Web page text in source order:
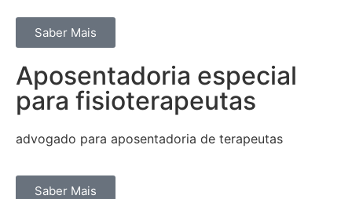
Saber Mais
Aposentadoria especial
para fisioterapeutas
advogado para aposentadoria de terapeutas
Saber Mais